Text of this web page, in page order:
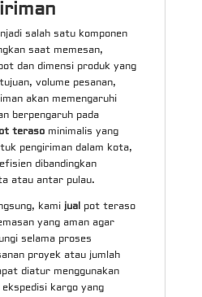
salah satu komponen
saat memesan,
dan dimensi produk yang
volume pesanan,
akan memengaruhi
berpengaruh pada
terasominimalis yang
pengiriman dalam kota,
dibandingkan
atau antar pulau.
kami jualpot teraso
yang aman agar
selama proses
proyek atau jumlah
diatur menggunakan
kargo yang